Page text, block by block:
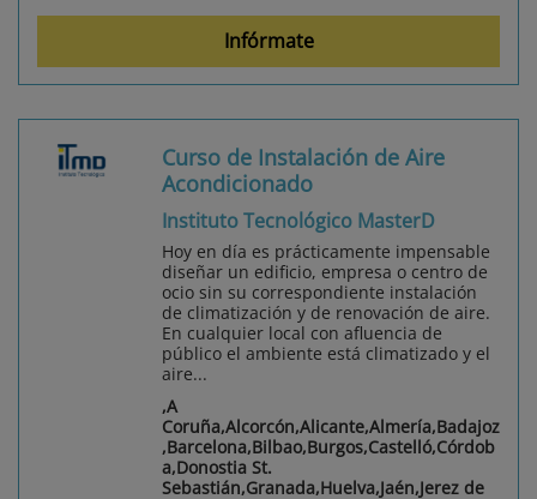
Infórmate
Curso de Instalación de Aire
Acondicionado
Instituto Tecnológico MasterD
Hoy en día es prácticamente impensable
diseñar un edificio, empresa o centro de
ocio sin su correspondiente instalación
de climatización y de renovación de aire.
En cualquier local con afluencia de
público el ambiente está climatizado y el
aire...
,A
Coruña,Alcorcón,Alicante,Almería,Badajoz
,Barcelona,Bilbao,Burgos,Castelló,Córdob
a,Donostia St.
Sebastián,Granada,Huelva,Jaén,Jerez de